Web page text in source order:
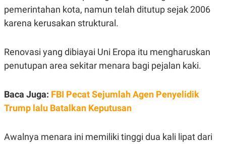
A
E
E
S
I
L
G
A
N
E
J
M
pemerintahan kota, namun telah ditutup sejak 2006
karena kerusakan struktural.
Renovasi yang dibiayai Uni Eropa itu mengharuskan
penutupan area sekitar menara bagi pejalan kaki.
Baca Juga: FBI Pecat Sejumlah Agen Penyelidik
Trump lalu Batalkan Keputusan
Awalnya menara ini memiliki tinggi dua kali lipat dari